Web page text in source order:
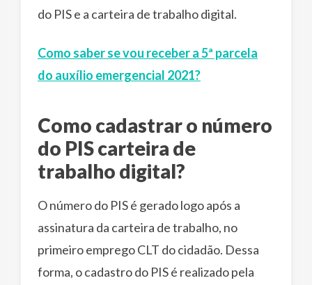
do PIS e a carteira de trabalho digital.
Como saber se vou receber a 5ª parcela
do auxílio emergencial 2021?
Como cadastrar o número
do PIS carteira de
trabalho digital?
O número do PIS é gerado logo após a
assinatura da carteira de trabalho, no
primeiro emprego CLT do cidadão. Dessa
forma, o cadastro do PIS é realizado pela